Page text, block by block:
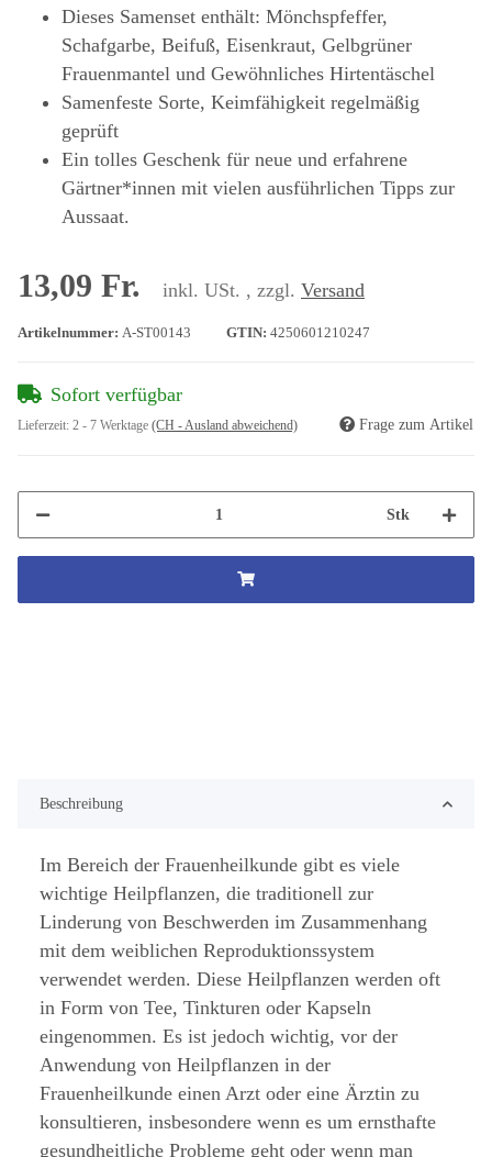
Dieses Samenset enthält: Mönchspfeffer,
Schafgarbe, Beifuß, Eisenkraut, Gelbgrüner
Frauenmantel und Gewöhnliches Hirtentäschel
Samenfeste Sorte, Keimfähigkeit regelmäßig
geprüft
Ein tolles Geschenk für neue und erfahrene
Gärtner*innen mit vielen ausführlichen Tipps zur
Aussaat.
13,09 Fr. inkl. USt. , zzgl. Versand
Artikelnummer: A-ST00143 GTIN: 4250601210247
Sofort verfügbar
Lieferzeit: 2 - 7 Werktage (CH - Ausland abweichend) Frage zum Artikel
Stk
Beschreibung
Im Bereich der Frauenheilkunde gibt es viele
wichtige Heilpflanzen, die traditionell zur
Linderung von Beschwerden im Zusammenhang
mit dem weiblichen Reproduktionssystem
verwendet werden. Diese Heilpflanzen werden oft
in Form von Tee, Tinkturen oder Kapseln
eingenommen. Es ist jedoch wichtig, vor der
Anwendung von Heilpflanzen in der
Frauenheilkunde einen Arzt oder eine Ärztin zu
konsultieren, insbesondere wenn es um ernsthafte
gesundheitliche Probleme geht oder wenn man